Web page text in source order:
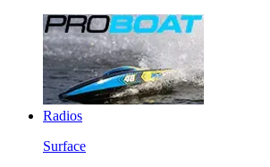
Radios
Surface